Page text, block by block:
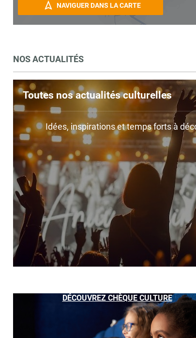
NAVIGUER DANS LA CARTE
NOS ACTUALITÉS
Toutes nos actualités culturelles
Idées, inspirations et temps forts à
DÉCOUVREZ CHÈQUE CULTURE